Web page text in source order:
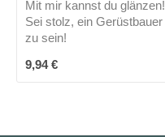
Mit mir kannst du glänzen!
Sei stolz, ein Gerüstbauer
zu sein!
Regulärer Preis:
9,94 €